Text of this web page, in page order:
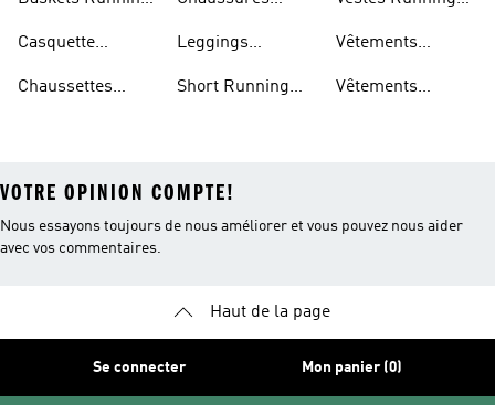
Casquette
Chaussettes
Leggings
Short Running
Vêtements
Vêtements
VOTRE OPINION COMPTE!
Nous essayons toujours de nous améliorer et vous pouvez nous aider
avec vos commentaires.
Haut de la page
Se connecter Mon panier (0)